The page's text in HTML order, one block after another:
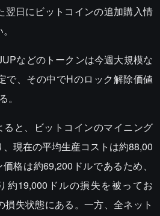
翌日にビットコインの追加購入情
などのトークンは今週大規模な
で、その中でHのロック解除価値
と、ビットコインのマイニング
現在の平均生産コストは約88,00
格は約69,200ドルであるため、
約19,000ドルの損失を被ってお
損失状態にある。一方、全ネット